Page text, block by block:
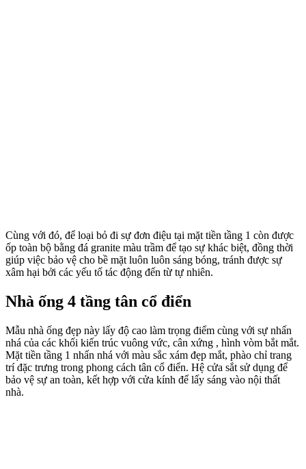
Cùng với đó, để loại bỏ đi sự đơn điệu tại mặt tiền tầng 1 còn được
ốp toàn bộ bằng đá granite màu trầm để tạo sự khác biệt, đồng thời
giúp việc bảo vệ cho bề mặt luôn luôn sáng bóng, tránh được sự
xâm hại bởi các yếu tố tác động đến từ tự nhiên.
Nhà ống 4 tầng tân cổ điển
Mẫu nhà ống đẹp này lấy độ cao làm trọng điểm cùng với sự nhấn
nhá của các khối kiến trúc vuông vức, cân xứng , hình vòm bắt mắt.
Mặt tiền tầng 1 nhấn nhá với màu sắc xám đẹp mắt, phào chỉ trang
trí đặc trưng trong phong cách tân cổ điển. Hệ cửa sắt sử dụng để
bảo vệ sự an toàn, kết hợp với cửa kính để lấy sáng vào nội thất
nhà.